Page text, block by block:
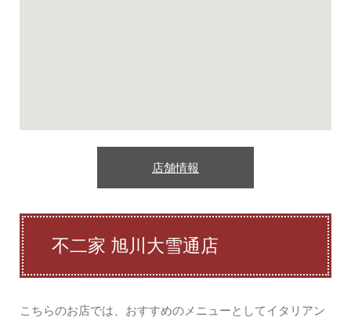
店舗情報
不二家 旭川大雪通店
こちらのお店では、おすすめのメニューとしてイタリアン